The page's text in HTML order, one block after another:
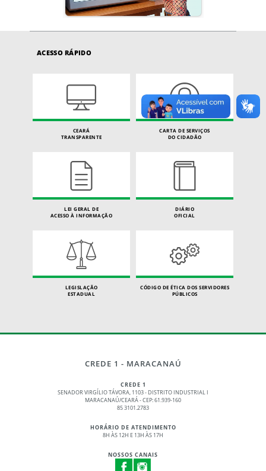
ACESSO RÁPIDO
CEARÁ
TRANSPARENTE
CARTA DE SERVIÇOS
DO CIDADÃO
LEI GERAL DE
ACESSO À INFORMAÇÃO
DIÁRIO
OFICIAL
LEGISLAÇÃO
ESTADUAL
CÓDIGO DE ÉTICA DOS SERVIDORES
PÚBLICOS
CREDE 1 - MARACANAÚ
CREDE 1
SENADOR VIRGÍLIO TÁVORA, 1103 - DISTRITO INDUSTRIAL I
MARACANAÚ/CEARÁ - CEP: 61.939-160
85 3101.2783
HORÁRIO DE ATENDIMENTO
8H ÀS 12H E 13H ÀS 17H
NOSSOS CANAIS